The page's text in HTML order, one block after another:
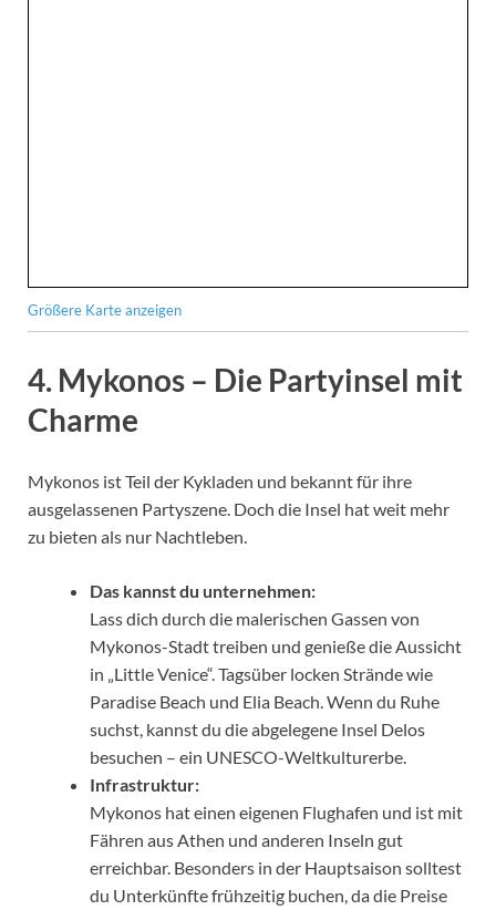
Größere Karte anzeigen
4. Mykonos – Die Partyinsel mit
Charme
Mykonos ist Teil der Kykladen und bekannt für ihre
ausgelassenen Partyszene. Doch die Insel hat weit mehr
zu bieten als nur Nachtleben.
Das kannst du unternehmen:
Lass dich durch die malerischen Gassen von
Mykonos-Stadt treiben und genieße die Aussicht
in „Little Venice“. Tagsüber locken Strände wie
Paradise Beach und Elia Beach. Wenn du Ruhe
suchst, kannst du die abgelegene Insel Delos
besuchen – ein UNESCO-Weltkulturerbe.
Infrastruktur:
Mykonos hat einen eigenen Flughafen und ist mit
Fähren aus Athen und anderen Inseln gut
erreichbar. Besonders in der Hauptsaison solltest
du Unterkünfte frühzeitig buchen, da die Preise